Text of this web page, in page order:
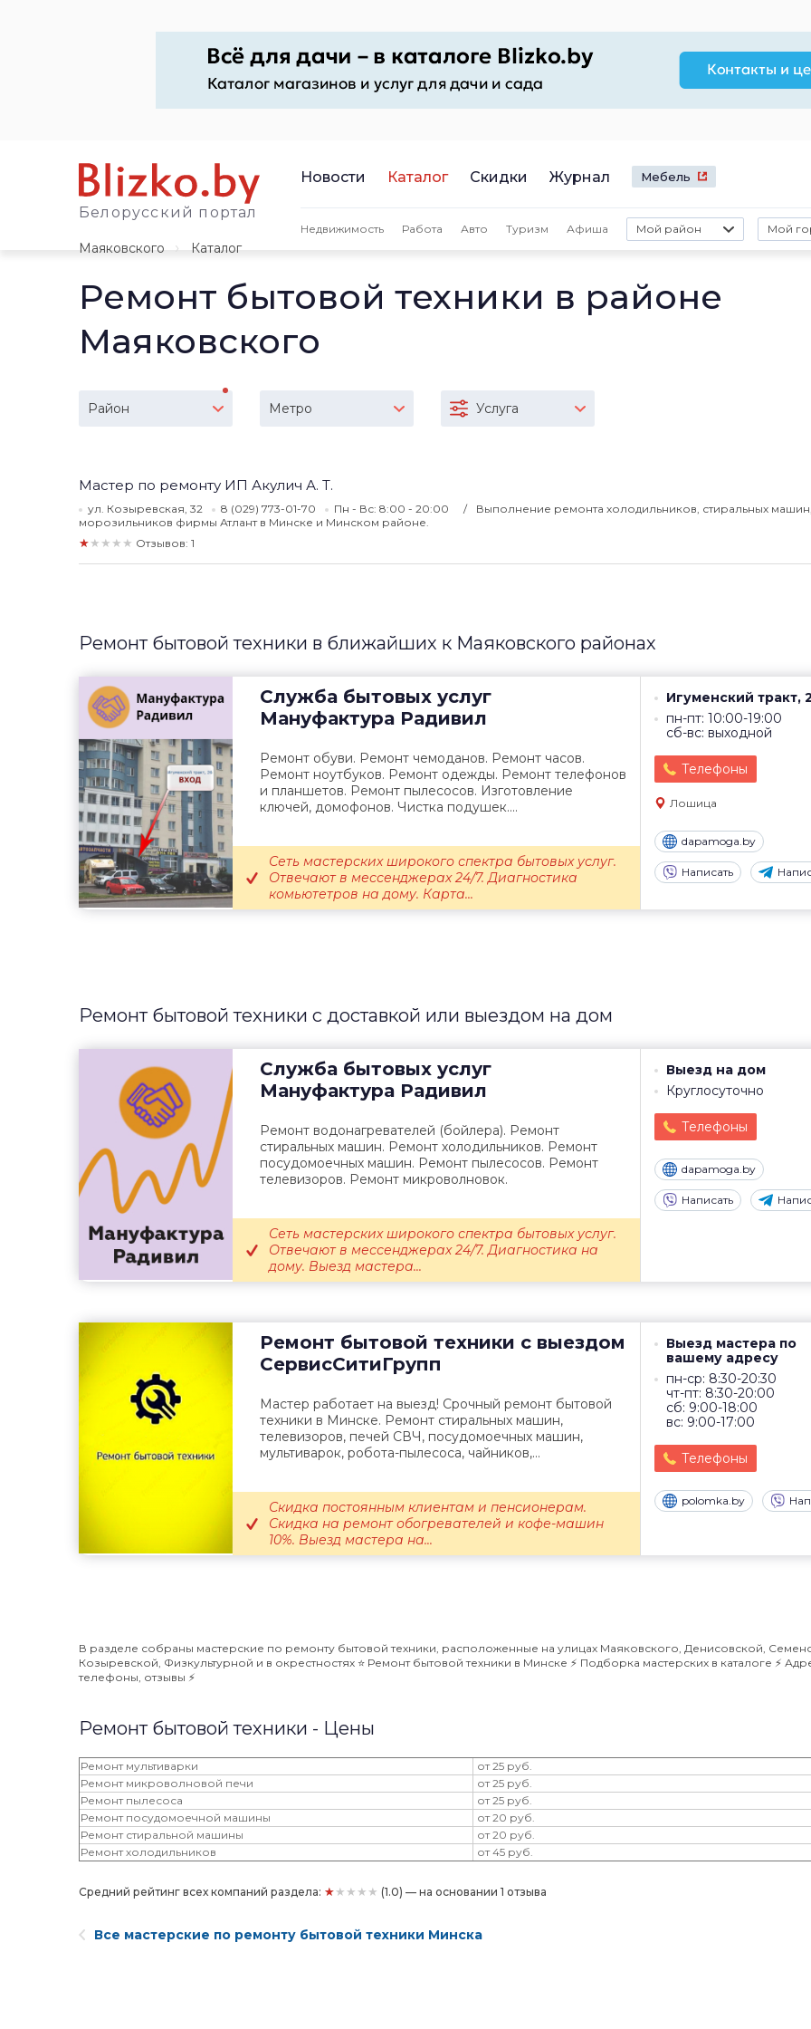
Белорусский портал
Новости Каталог Скидки Журнал Мебель
Недвижимость Работа Авто Туризм Афиша Мой район Мой
Маяковского
Каталог
Ремонт бытовой техники в районе
Маяковского
Район Метро Услуга
Мастер по ремонту ИП Акулич А. Т.
ул. Козыревская, 32 8 (029) 773-01-70 Пн - Вс: 8:00 - 20:00
Выполнение ремонта холодильников, стиральных машин,
морозильников фирмы Атлант в Минске и Минском районе.
★★★★★ Отзывов: 1
Ремонт бытовой техники в ближайших к Маяковского районах
Служба бытовых услуг
Мануфактура Радивил
Игуменский тракт,
пн-пт: 10:00-19:00
сб-вс: выходной
Телефоны
Лошица
dapamoga.by
Написать
Ремонт обуви. Ремонт чемоданов. Ремонт часов.
Ремонт ноутбуков. Ремонт одежды. Ремонт телефонов
и планшетов. Ремонт пылесосов. Изготовление
ключей, домофонов. Чистка подушек....
Сеть мастерских широкого спектра бытовых услуг.
Отвечают в мессенджерах 24/7. Диагностика
комьютетров на дому. Карта...
Ремонт бытовой техники с доставкой или выездом на дом
Служба бытовых услуг
Мануфактура Радивил
Выезд на дом
Круглосуточно
Телефоны
dapamoga.by
Написать
Ремонт водонагревателей (бойлера). Ремонт
стиральных машин. Ремонт холодильников. Ремонт
посудомоечных машин. Ремонт пылесосов. Ремонт
телевизоров. Ремонт микроволновок.
Сеть мастерских широкого спектра бытовых услуг.
Отвечают в мессенджерах 24/7. Диагностика на
дому. Выезд мастера...
Ремонт бытовой техники с выездом
СервисСитиГрупп
Выезд мастера по
вашему адресу
пн-ср: 8:30-20:30
чт-пт: 8:30-20:00
сб: 9:00-18:00
вс: 9:00-17:00
Телефоны
polomka.by
Мастер работает на выезд! Срочный ремонт бытовой
техники в Минске. Ремонт стиральных машин,
телевизоров, печей СВЧ, посудомоечных машин,
мультиварок, робота-пылесоса, чайников,...
Скидка постоянным клиентам и пенсионерам.
Скидка на ремонт обогревателей и кофе-машин
10%. Выезд мастера на...
В разделе собраны мастерские по ремонту бытовой техники, расположенные на улицах Маяковского, Денисовской,
Козыревской, Физкультурной и в окрестностях ⭐️ Ремонт бытовой техники в Минске ⚡️ Подборка мастерских в каталоге ⚡️
телефоны, отзывы ⚡️
Ремонт бытовой техники - Цены
Ремонт мультиварки
от 25 руб.
Ремонт микроволновой печи
от 25 руб.
Ремонт пылесоса
от 25 руб.
Ремонт посудомоечной машины
от 20 руб.
Ремонт стиральной машины
от 20 руб.
Ремонт холодильников
от 45 руб.
Средний рейтинг всех компаний раздела: ★★★★★ (1.0) — на основании 1 отзыва
Все мастерские по ремонту бытовой техники Минска